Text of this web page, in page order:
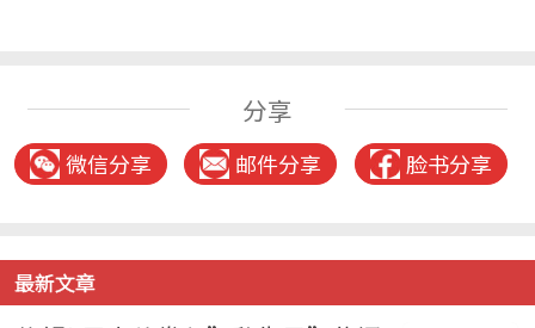
分享
微信分享 邮件分享 脸书分享
最新文章